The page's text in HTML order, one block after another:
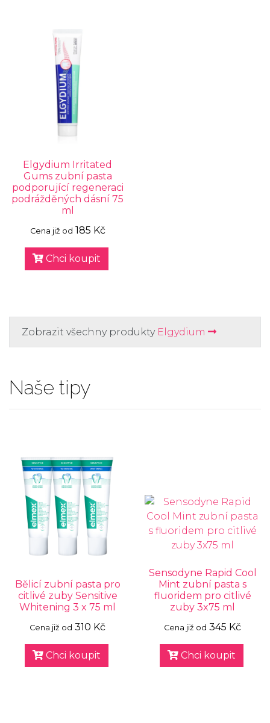
Elgydium Irritated
Gums zubní pasta
podporující regeneraci
podrážděných dásní 75
ml
Cena již od 185 Kč
Chci koupit
Zobrazit všechny produkty Elgydium
Naše tipy
Bělicí zubní pasta pro
citlivé zuby Sensitive
Whitening 3 x 75 ml
Cena již od 310 Kč
Chci koupit
Sensodyne Rapid Cool
Mint zubní pasta s
fluoridem pro citlivé
zuby 3x75 ml
Cena již od 345 Kč
Chci koupit